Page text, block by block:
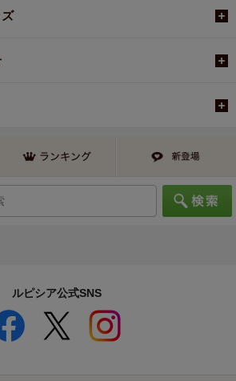
ルピシア公式SNS